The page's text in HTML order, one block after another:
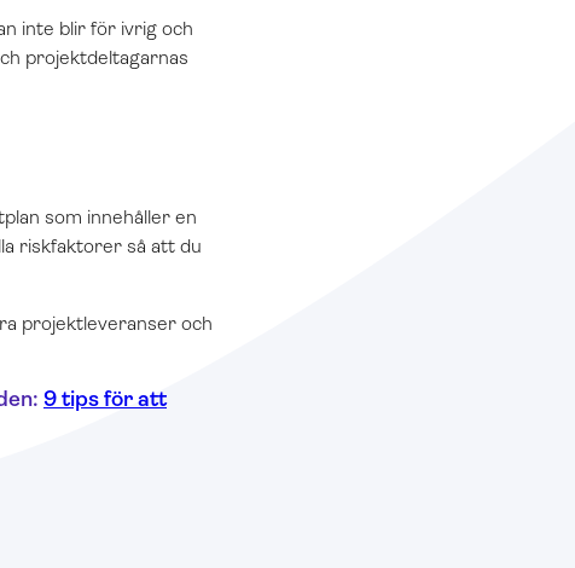
inte blir för ivrig och
projektdeltagarnas
som innehåller en
riskfaktorer så att du
projektleveranser och
9 tips för att